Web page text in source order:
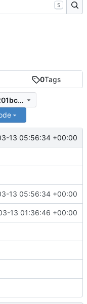
0Tags
6ceb2edfee06daa6ed1652b1e377201bcdc8bb6e
13 05:56:34 +00:00
13 05:56:34 +00:00
13 01:36:46 +00:00
S